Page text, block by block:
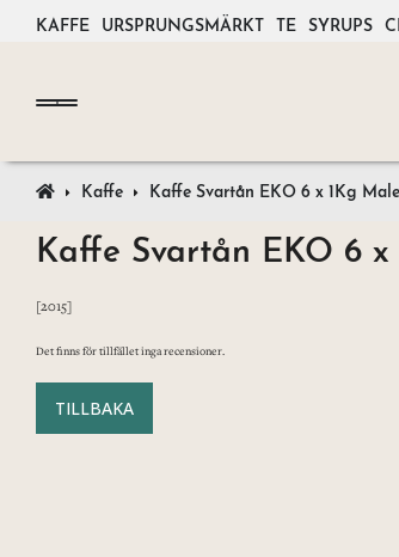
KAFFE URSPRUNGSMÄRKT TE SYRUPS
Kaffe Kaffe Svartån EKO 6 x 1Kg
Kaffe Svartån EKO 6
[2015]
Det finns för tillfället inga recensioner.
TILLBAKA